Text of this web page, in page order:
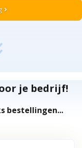
chevron_right
je bedrijf!
bestellingen...